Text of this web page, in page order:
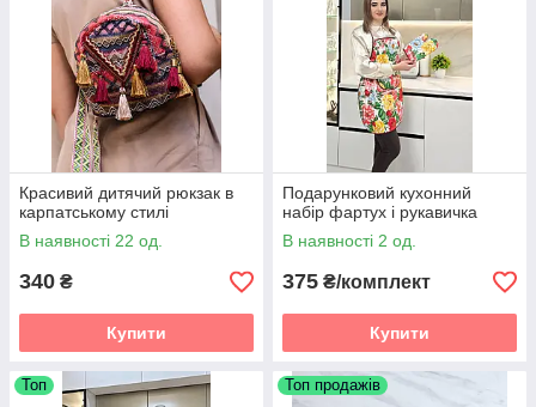
Красивий дитячий рюкзак в
карпатському стилі
В наявності 22 од.
340 ₴
Купити
Подарунковий кухонний
набір фартух і рукавичка
В наявності 2 од.
375 ₴/комплект
Купити
Топ Топ продажів